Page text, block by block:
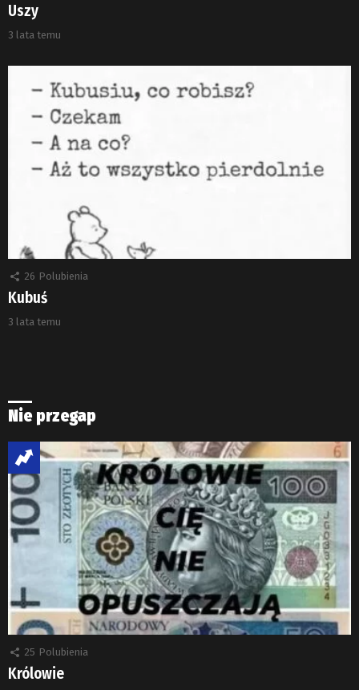
Uszy
3 lata temu
26 Polubienia
Kubuś
3 lata temu
Nie przegap
25 Polubienia
Królowie